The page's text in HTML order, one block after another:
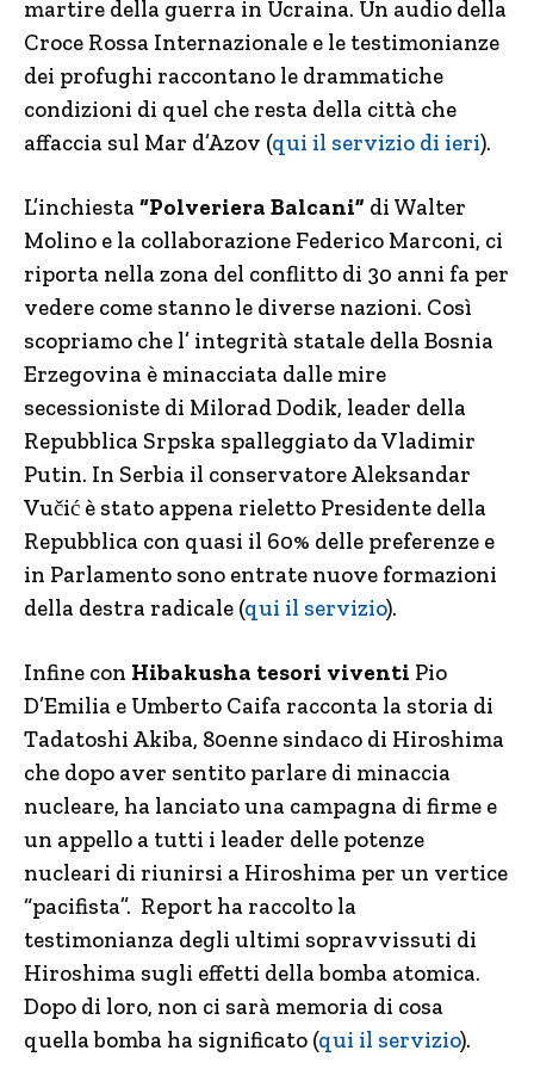
martire della guerra in Ucraina. Un audio della
Croce Rossa Internazionale e le testimonianze
dei profughi raccontano le drammatiche
condizioni di quel che resta della città che
affaccia sul Mar d’Azov (qui il servizio di ieri).
L’inchiesta“Polveriera Balcani” di Walter
Molino e la collaborazione Federico Marconi, ci
riporta nella zona del conflitto di 30 anni fa per
vedere come stanno le diverse nazioni. Così
scopriamo che l’ integrità statale della Bosnia
Erzegovina è minacciata dalle mire
secessioniste di Milorad Dodik, leader della
Repubblica Srpska spalleggiato da Vladimir
Putin. In Serbia il conservatore Aleksandar
Vučić è stato appena rieletto Presidente della
Repubblica con quasi il 60% delle preferenze e
in Parlamento sono entrate nuove formazioni
della destra radicale (qui il servizio).
Infine con Hibakusha tesori viventi Pio
D’Emilia e Umberto Caifa racconta la storia di
Tadatoshi Akiba, 80enne sindaco di Hiroshima
che dopo aver sentito parlare di minaccia
nucleare, ha lanciato una campagna di firme e
un appello a tutti i leader delle potenze
nucleari di riunirsi a Hiroshima per un vertice
“pacifista”. Report ha raccolto la
testimonianza degli ultimi sopravvissuti di
Hiroshima sugli effetti della bomba atomica.
Dopo di loro, non ci sarà memoria di cosa
quella bomba ha significato (qui il servizio).